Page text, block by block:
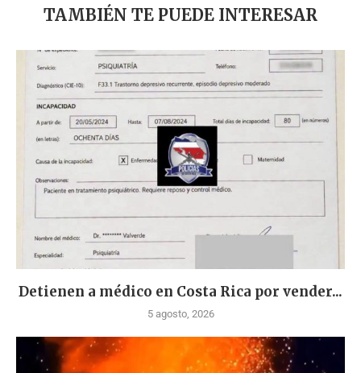
TAMBIÉN TE PUEDE INTERESAR
Detienen a médico en Costa Rica por vender...
5 agosto, 2026